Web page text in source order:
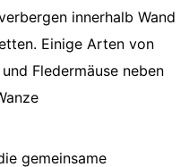
innerhalb Wand
Einige Arten von
Fledermäuse neben
gemeinsame